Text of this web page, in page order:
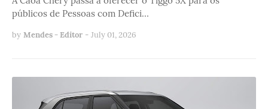
públicos de Pessoas com Defici…
by Mendes - Editor - July 01, 2026